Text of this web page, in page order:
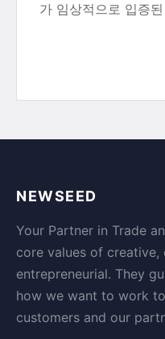
가 임상적으로 입증
NEWSEED
Your Partner in Trade
core values of creative,
entrepreneurial. They
how we want to work
customers and our